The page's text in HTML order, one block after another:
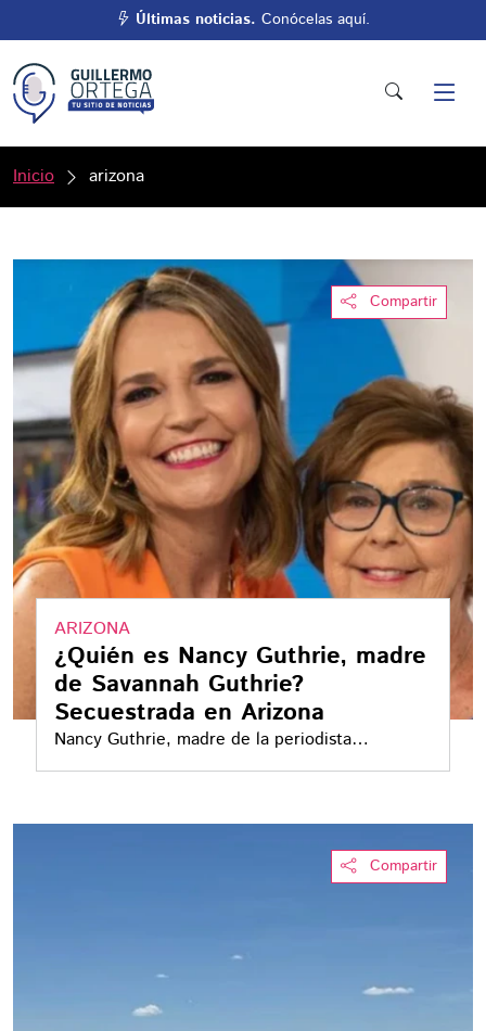
Últimas noticias. Conócelas aquí.
Inicio arizona
Compartir
ARIZONA
¿Quién es Nancy Guthrie, madre
de Savannah Guthrie?
Secuestrada en Arizona
Nancy Guthrie, madre de la periodista
Savannah Guthrie, desapareció en Arizona. El
Compartir